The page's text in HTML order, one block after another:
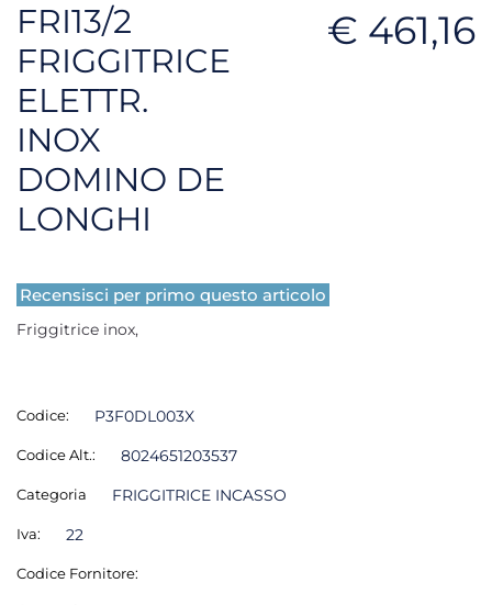
FRI13/2
FRIGGITRICE
ELETTR.
INOX
DOMINO DE
LONGHI
€ 461,16
Recensisci per primo questo articolo
Friggitrice inox,
Codice: P3F0DL003X
Codice Alt.: 8024651203537
Categoria FRIGGITRICE INCASSO
Iva: 22
Codice Fornitore: